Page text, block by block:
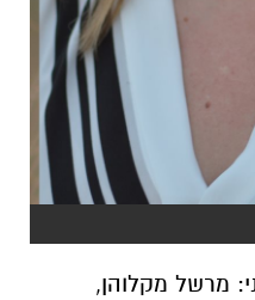
מרשל מקלוהן,